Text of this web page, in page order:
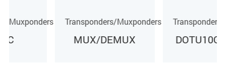
Transponders/Muxponders
MUX/DEMUX
Transponders/Muxponders
DOTU10G-M4H4